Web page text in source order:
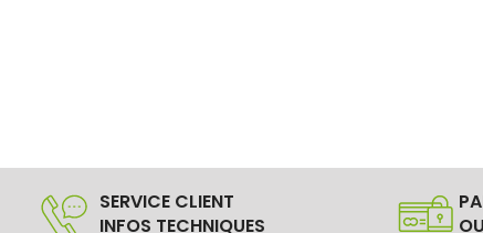
SERVICE CLIENT
INFOS TECHNIQUES